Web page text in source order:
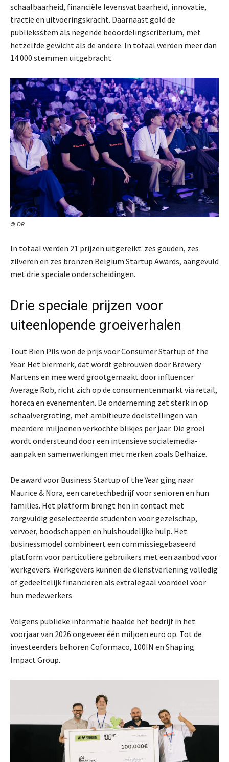
schaalbaarheid, financiële levensvatbaarheid, innovatie,
tractie en uitvoeringskracht. Daarnaast gold de
publieksstem als negende beoordelingscriterium, met
hetzelfde gewicht als de andere. In totaal werden meer dan
14.000 stemmen uitgebracht.
© DR
In totaal werden 21 prijzen uitgereikt: zes gouden, zes
zilveren en zes bronzen Belgium Startup Awards, aangevuld
met drie speciale onderscheidingen.
Drie speciale prijzen voor
uiteenlopende groeiverhalen
Tout Bien Pils won de prijs voor Consumer Startup of the
Year. Het biermerk, dat wordt gebrouwen door Brewery
Martens en mee werd grootgemaakt door influencer
Average Rob, richt zich op de consumentenmarkt via retail,
horeca en evenementen. De onderneming zet sterk in op
schaalvergroting, met ambitieuze doelstellingen van
meerdere miljoenen verkochte blikjes per jaar. Die groei
wordt ondersteund door een intensieve socialemedia-
aanpak en samenwerkingen met merken zoals Delhaize.
De award voor Business Startup of the Year ging naar
Maurice & Nora, een caretechbedrijf voor senioren en hun
families. Het platform brengt hen in contact met
zorgvuldig geselecteerde studenten voor gezelschap,
vervoer, boodschappen en huishoudelijke hulp. Het
businessmodel combineert een commissiegebaseerd
platform voor particuliere gebruikers met een aanbod voor
werkgevers. Werkgevers kunnen de dienstverlening volledig
of gedeeltelijk financieren als extralegaal voordeel voor
hun medewerkers.
Volgens publieke informatie haalde het bedrijf in het
voorjaar van 2026 ongeveer één miljoen euro op. Tot de
investeerders behoren Coformaco, 100IN en Shaping
Impact Group.